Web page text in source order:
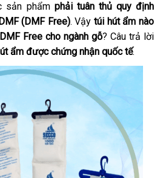
sản phẩm phải tuân thủ quy định
(DMF Free). Vậytúi hút ẩm nào
Free cho ngành gỗ? Câu trả lời
ẩm được chứng nhận quốc tế.